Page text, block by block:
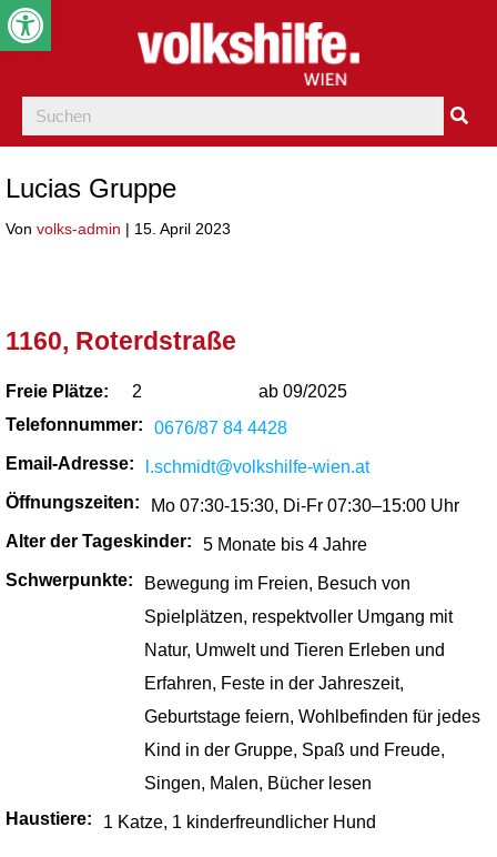
Lucias Gruppe
Von volks-admin | 15. April 2023
1160, Roterdstraße
Freie Plätze: 2
ab 09/2025
Telefonnummer:
0676/87 84 4428
Email-Adresse:
l.schmidt@volkshilfe-wien.at
Öffnungszeiten:
Mo 07:30-15:30, Di-Fr 07:30–15:00 Uhr
Alter der Tageskinder:
5 Monate bis 4 Jahre
Schwerpunkte:
Bewegung im Freien, Besuch von
Spielplätzen, respektvoller Umgang mit
Natur, Umwelt und Tieren Erleben und
Erfahren, Feste in der Jahreszeit,
Geburtstage feiern, Wohlbefinden für jedes
Kind in der Gruppe, Spaß und Freude,
Singen, Malen, Bücher lesen
Haustiere:
1 Katze, 1 kinderfreundlicher Hund